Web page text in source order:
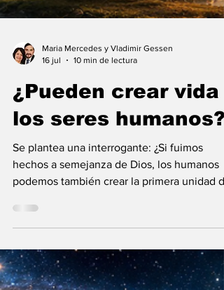
16 jul
10 min de lectura
¿Pueden crear vida
los seres humanos?
Se plantea una interrogante: ¿Si fuimos
la existencia?... “SpudCell”, una célula
sintética desarrollada en laboratorio abre
nueva era científica que desafía nuestras